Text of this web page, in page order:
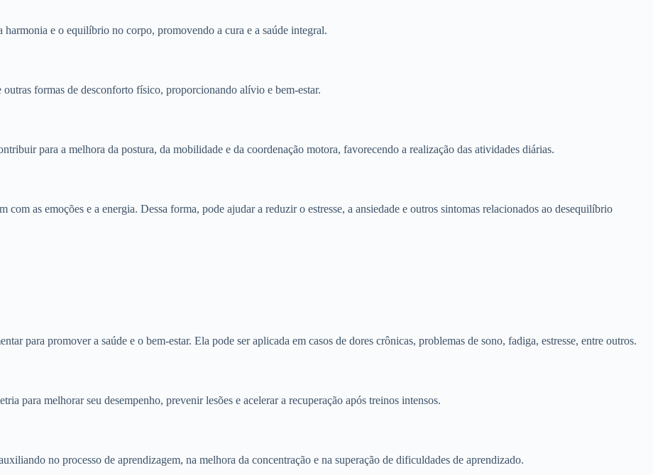
e o equilíbrio no corpo, promovendo a cura e a saúde integral.
formas de desconforto físico, proporcionando alívio e bem-estar.
para a melhora da postura, da mobilidade e da coordenação motora, favorecendo a realização das atividades diárias.
as emoções e a energia. Dessa forma, pode ajudar a reduzir o estresse, a ansiedade e outros sintomas relacionados ao desequilíbrio
para promover a saúde e o bem-estar. Ela pode ser aplicada em casos de dores crônicas, problemas de sono, fadiga, estresse, entre outros.
para melhorar seu desempenho, prevenir lesões e acelerar a recuperação após treinos intensos.
no processo de aprendizagem, na melhora da concentração e na superação de dificuldades de aprendizado.